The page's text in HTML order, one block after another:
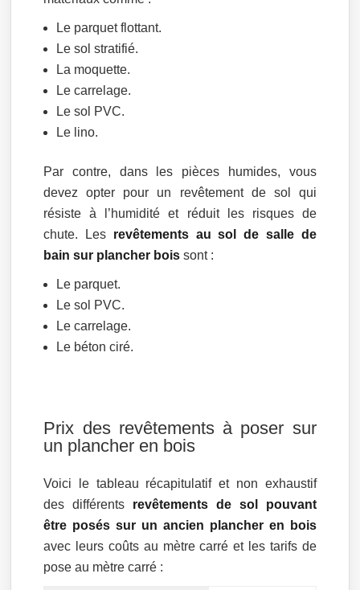
Le parquet flottant.
Le sol stratifié.
La moquette.
Le carrelage.
Le sol PVC.
Le lino.
Par contre, dans les pièces humides, vous
devez opter pour un revêtement de sol qui
résiste à l’humidité et réduit les risques de
chute. Les revêtements au sol de salle de
bain sur plancher bois sont :
Le parquet.
Le sol PVC.
Le carrelage.
Le béton ciré.
Prix des revêtements à poser sur
un plancher en bois
Voici le tableau récapitulatif et non exhaustif
des différents revêtements de sol pouvant
être posés sur un ancien plancher en bois
avec leurs coûts au mètre carré et les tarifs de
pose au mètre carré :